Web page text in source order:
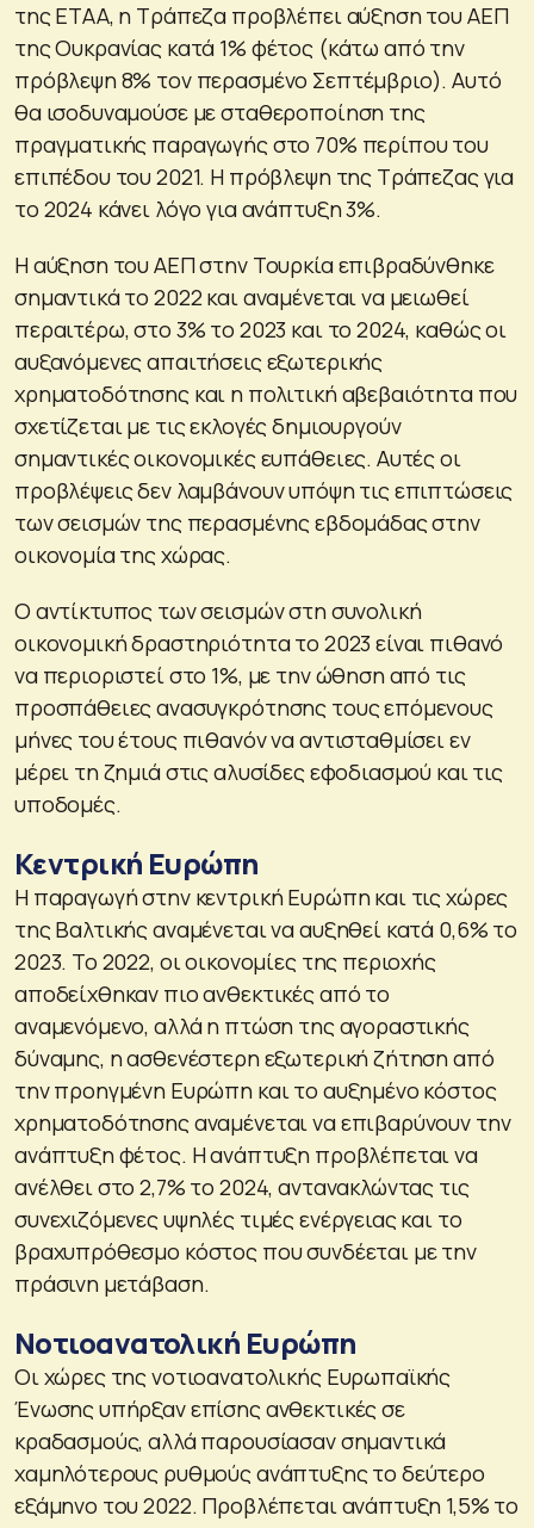
της ΕΤΑΑ, η Τράπεζα προβλέπει αύξηση του ΑΕΠ
της Ουκρανίας κατά 1% φέτος (κάτω από την
πρόβλεψη 8% τον περασμένο Σεπτέμβριο). Αυτό
θα ισοδυναμούσε με σταθεροποίηση της
πραγματικής παραγωγής στο 70% περίπου του
επιπέδου του 2021. Η πρόβλεψη της Τράπεζας για
το 2024 κάνει λόγο για ανάπτυξη 3%.
Η αύξηση του ΑΕΠ στην Τουρκία επιβραδύνθηκε
σημαντικά το 2022 και αναμένεται να μειωθεί
περαιτέρω, στο 3% το 2023 και το 2024, καθώς οι
αυξανόμενες απαιτήσεις εξωτερικής
χρηματοδότησης και η πολιτική αβεβαιότητα που
σχετίζεται με τις εκλογές δημιουργούν
σημαντικές οικονομικές ευπάθειες. Αυτές οι
προβλέψεις δεν λαμβάνουν υπόψη τις επιπτώσεις
των σεισμών της περασμένης εβδομάδας στην
οικονομία της χώρας.
Ο αντίκτυπος των σεισμών στη συνολική
οικονομική δραστηριότητα το 2023 είναι πιθανό
να περιοριστεί στο 1%, με την ώθηση από τις
προσπάθειες ανασυγκρότησης τους επόμενους
μήνες του έτους πιθανόν να αντισταθμίσει εν
μέρει τη ζημιά στις αλυσίδες εφοδιασμού και τις
υποδομές.
Κεντρική Ευρώπη
Η παραγωγή στην κεντρική Ευρώπη και τις χώρες
της Βαλτικής αναμένεται να αυξηθεί κατά 0,6% το
2023. Το 2022, οι οικονομίες της περιοχής
αποδείχθηκαν πιο ανθεκτικές από το
αναμενόμενο, αλλά η πτώση της αγοραστικής
δύναμης, η ασθενέστερη εξωτερική ζήτηση από
την προηγμένη Ευρώπη και το αυξημένο κόστος
χρηματοδότησης αναμένεται να επιβαρύνουν την
ανάπτυξη φέτος. Η ανάπτυξη προβλέπεται να
ανέλθει στο 2,7% το 2024, αντανακλώντας τις
συνεχιζόμενες υψηλές τιμές ενέργειας και το
βραχυπρόθεσμο κόστος που συνδέεται με την
πράσινη μετάβαση.
Νοτιοανατολική Ευρώπη
Οι χώρες της νοτιοανατολικής Ευρωπαϊκής
Ένωσης υπήρξαν επίσης ανθεκτικές σε
κραδασμούς, αλλά παρουσίασαν σημαντικά
χαμηλότερους ρυθμούς ανάπτυξης το δεύτερο
εξάμηνο του 2022. Προβλέπεται ανάπτυξη 1,5% το